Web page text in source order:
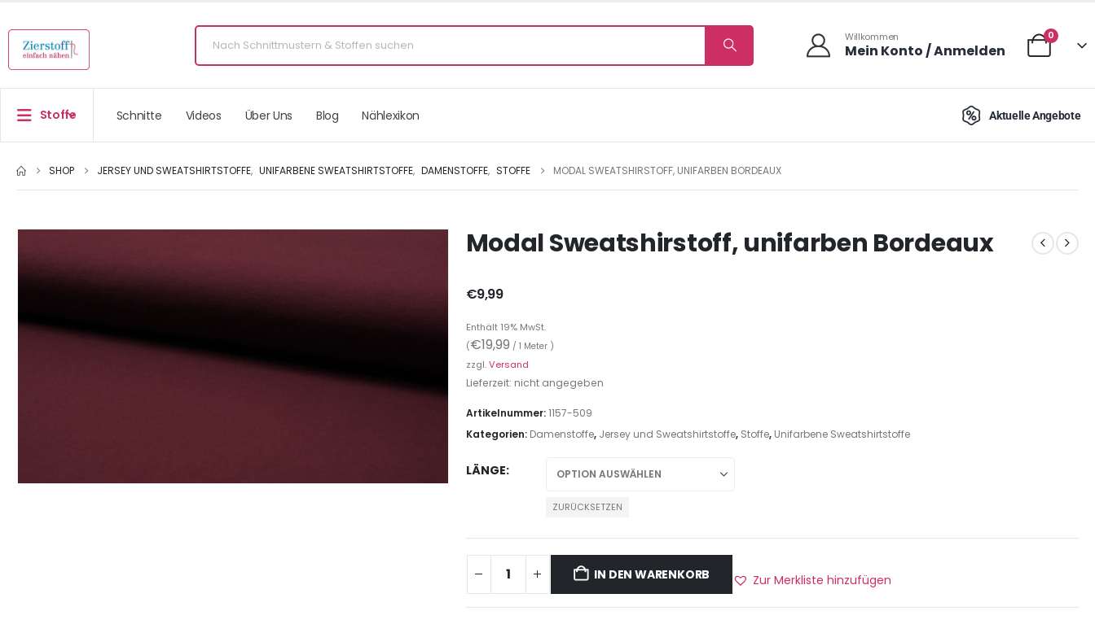
Willkommen
Mein Konto / Anmelden
0
Stoffe Schnitte Videos Über Uns Blog Nählexikon Aktuelle Angebote
SHOP JERSEY UND SWEATSHIRTSTOFFE, UNIFARBENE SWEATSHIRTSTOFFE, DAMENSTOFFE, STOFFE MODAL SWEATSHIRSTOFF, UNIFARBEN BORDEAUX
Modal Sweatshirstoff, unifarben Bordeaux
€9,99
Enthält 19% MwSt.
(€19,99 / 1 Meter )
zzgl.Versand
Lieferzeit: nicht angegeben
Artikelnummer:1157-509
Kategorien: Damenstoffe, Jersey und Sweatshirtstoffe, Stoffe, Unifarbene Sweatshirtstoffe
LÄNGE
ZURÜCKSETZEN
IN DEN WARENKORB Zur Merkliste hinzufügen